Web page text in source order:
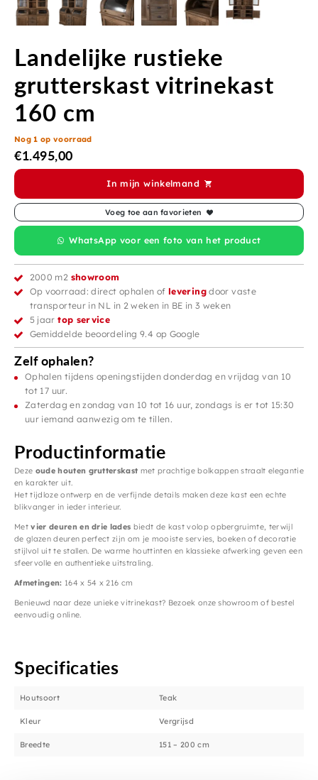
Landelijke rustieke
grutterskast vitrinekast
160 cm
Nog 1 op voorraad
€1.495,00
In mijn winkelmand
Voeg toe aan favorieten
WhatsApp voor een foto van het product
2000 m2 showroom
Op voorraad: direct ophalen ofleveringdoor vaste
transporteur in NL in 2 weken in BE in 3 weken
5 jaartop service
Gemiddelde beoordeling 9.4 op Google
Zelf ophalen?
Ophalen tijdens openingstijden donderdag en vrijdag van 10
tot 17 uur.
Zaterdag en zondag van 10 tot 16 uur, zondags is er tot 15:30
uur iemand aanwezig om te tillen.
Productinformatie
Deze oude houten grutterskast met prachtige bolkappen straalt elegantie
en karakter uit.
Het tijdloze ontwerp en de verfijnde details maken deze kast een echte
blikvanger in ieder interieur.
Metvier deuren en drie lades biedt de kast volop opbergruimte, terwijl
de glazen deuren perfect zijn om je mooiste servies, boeken of decoratie
stijlvol uit te stallen. De warme houttinten en klassieke afwerking geven een
sfeervolle en authentieke uitstraling.
Afmetingen: 164 x 54 x 216 cm
Benieuwd naar deze unieke vitrinekast? Bezoek onze showroom of bestel
eenvoudig online.
Specificaties
Houtsoort Teak
Kleur Vergrijsd
Breedte 151 – 200 cm